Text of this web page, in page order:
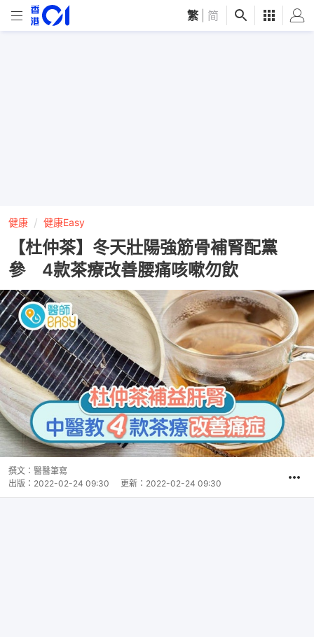
繁 简
健康 健康Easy
【杜仲茶】冬天壯陽強筋骨補腎配黨
參 4款茶療改善腰痛咳嗽勿飲
撰文： 醫醫筆寫
出版： 2022-02-24 09:30 更新： 2022-02-24 09:30